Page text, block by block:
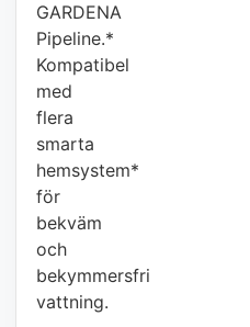
GARDENA
Pipeline.*
Kompatibel
med
flera
smarta
hemsystem*
för
bekväm
och
bekymmersfri
vattning.